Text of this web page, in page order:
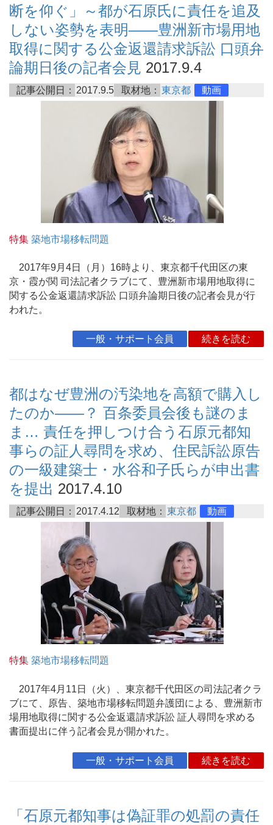
断を仰ぐ」～都が石原氏に責任を追及
しない姿勢を表明――豊洲新市場用地
取得に関する公金返還請求訴訟 口頭弁
論期日後の記者会見 2017.9.4
記事公開日： 2017.9.5 取材地： 東京都 動画
特集 築地市場移転問題
2017年9月4日（月）16時より、東京都千代田区の東
京・霞が関 司法記者クラブにて、豊洲新市場用地取得に
関する公金返還請求訴訟 口頭弁論期日後の記者会見が行
われた。
一般・サポート会員 続きを読む
都はなぜ豊洲の汚染地を高額で購入し
たのか――？ 百条委員会後も謎のま
ま… 責任を押しつけ合う石原元都知
事らの証人尋問を求め、住民訴訟原告
の一級建築士・水谷和子氏らが申出書
を提出 2017.4.10
記事公開日： 2017.4.12 取材地： 東京都 動画
特集 築地市場移転問題
2017年4月11日（火）、東京都千代田区の司法記者クラ
ブにて、原告、築地市場移転問題弁護団による、豊洲新市
場用地取得に関する公金返還請求訴訟 証人尋問を求める
書面提出に伴う記者会見が開かれた。
一般・サポート会員 続きを読む
「石原元都知事は偽証罪の処罰の責任